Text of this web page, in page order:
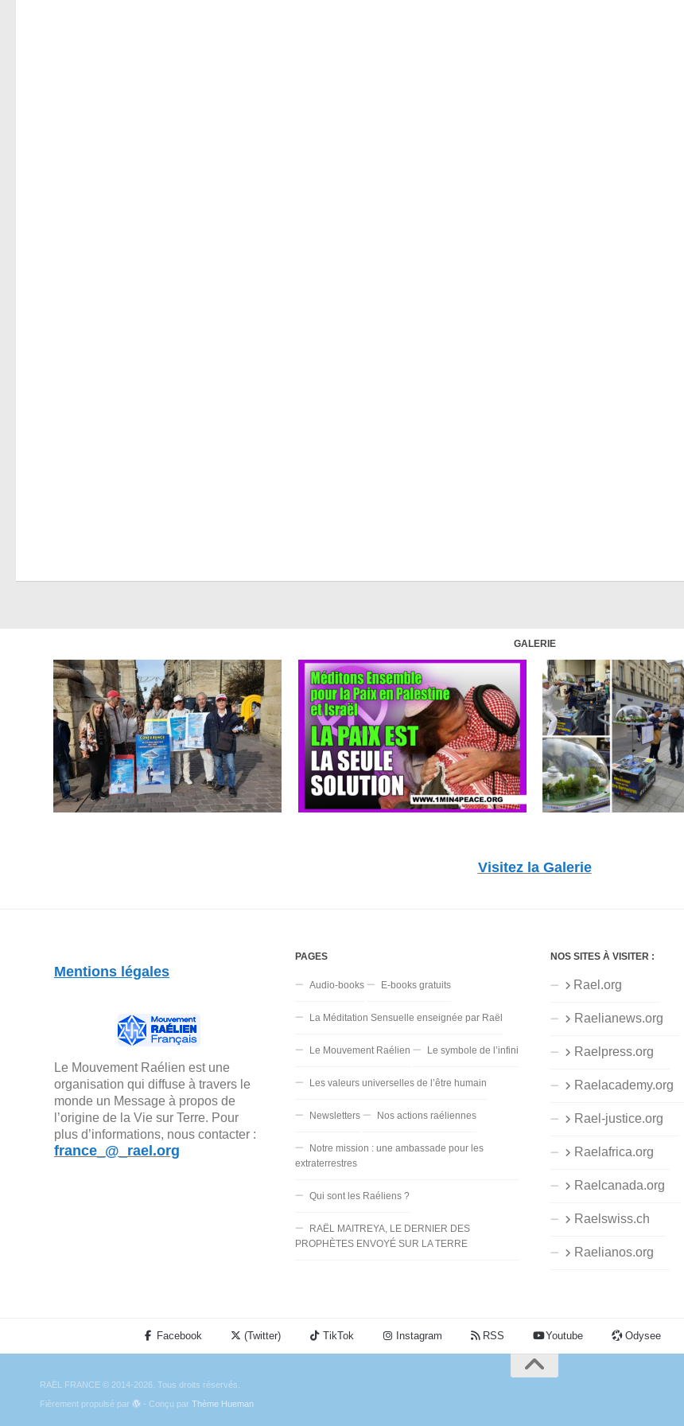
GALERIE
Visitez la Galerie
Mentions légales
Le Mouvement Raélien est une
organisation qui diffuse à travers le
monde un Message à propos de
l’origine de la Vie sur Terre. Pour
plus d’informations, nous contacter :
france_@_rael.org
PAGES
Audio-books E-books gratuits
La Méditation Sensuelle enseignée par Raël
Le Mouvement Raélien Le symbole de l’infini
Les valeurs universelles de l’être humain
Newsletters Nos actions raéliennes
Notre mission : une ambassade pour les
extraterrestres
Qui sont les Raéliens ?
RAËL MAITREYA, LE DERNIER DES
PROPHÈTES ENVOYÉ SUR LA TERRE
NOS SITES À VISITER :
Rael.org
Raelianews.org
Raelpress.org
Raelacademy.org
Rael-justice.org
Raelafrica.org
Raelcanada.org
Raelswiss.ch
Raelianos.org
Facebook (Twitter) TikTok Instagram RSS Youtube Odysee
RAËL FRANCE © 2014-2026. Tous droits réservés.
Fièrement propulsé par
- Conçu par Thème Hueman